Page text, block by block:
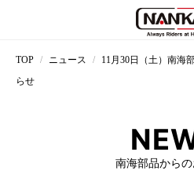
TOP ニュース
11月30日（土）南海
らせ
南海部品から